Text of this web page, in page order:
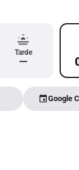
Tarde
—
Google